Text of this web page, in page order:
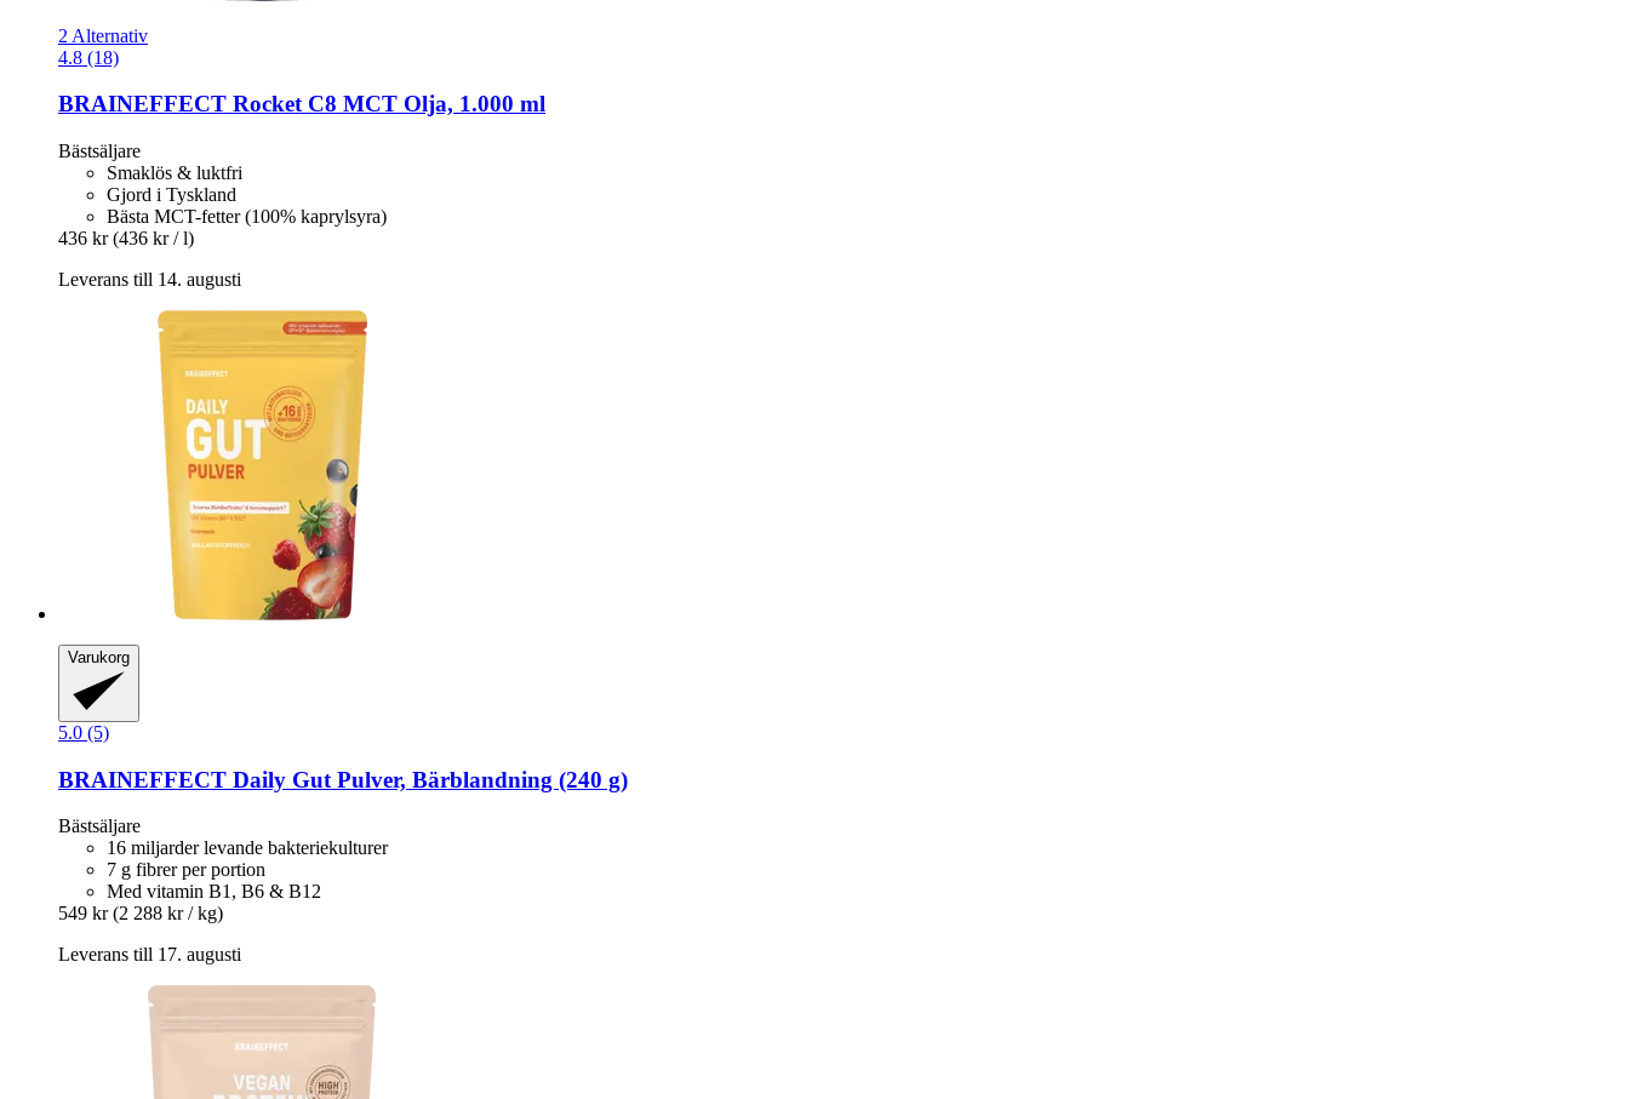
2 Alternativ
4.8 (18)
BRAINEFFECT Rocket C8 MCT Olja, 1.000 ml
Bästsäljare
Smaklös & luktfri
Gjord i Tyskland
Bästa MCT-fetter (100% kaprylsyra)
436 kr (436 kr / l)
Leverans till 14. augusti
Varukorg
5.0 (5)
BRAINEFFECT Daily Gut Pulver, Bärblandning (240 g)
Bästsäljare
16 miljarder levande bakteriekulturer
7 g fibrer per portion
Med vitamin B1, B6 & B12
549 kr (2 288 kr / kg)
Leverans till 17. augusti